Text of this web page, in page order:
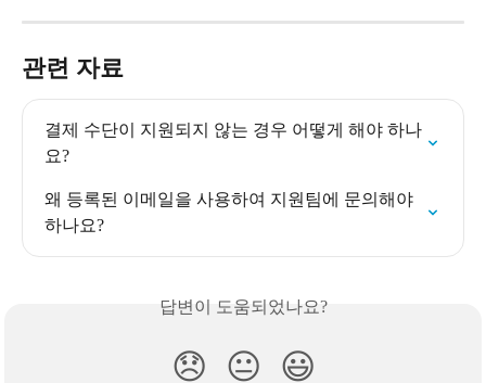
관련 자료
결제 수단이 지원되지 않는 경우 어떻게 해야 하나
요?
왜 등록된 이메일을 사용하여 지원팀에 문의해야
하나요?
답변이 도움되었나요?
😞 😐 😃